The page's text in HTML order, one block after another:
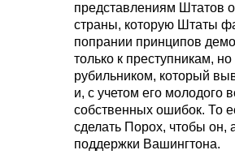
представлениям Штатов
страны, которую Штаты
попрании принципов
только к преступникам,
рубильником, который
и, с учетом его молодого
собственных ошибок. То
сделать Порох, чтобы он,
поддержки Вашингтона.